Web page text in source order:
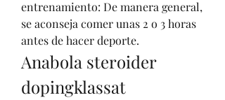
entrenamiento: De manera general,
se aconseja comer unas 2 o 3 horas
antes de hacer deporte.
Anabola steroider
dopingklassat